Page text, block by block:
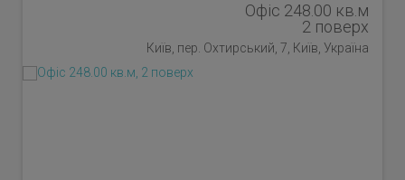
Офіс 248.00 кв.м
2 поверх
Київ, пер. Охтирський, 7, Київ, Україна